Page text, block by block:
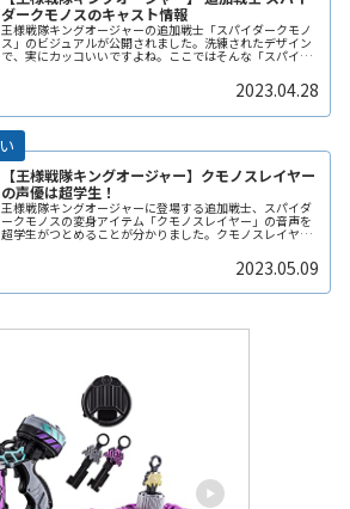
ダークモノスのキャスト情報
王様戦隊キングオージャーの追加戦士「スパイダークモノ
ス」のビジュアルが公開されました。洗練されたデザイン
で、実にカッコいいですよね。ここではそんな「スパイダ
す。一体どんな人が演じるのでしょうReadMore...2023.04.28
【王様戦隊キングオージャー】クモノスレイヤー
の声優は超学生！
王様戦隊キングオージャーに登場する追加戦士、スパイダ
ークモノスの変身アイテム「クモノスレイヤー」の音声を
超学生がつとめることが分かりました。クモノスレイヤー
に超学生の声が合わさったときの演出は見ものですね。
2023.05.09